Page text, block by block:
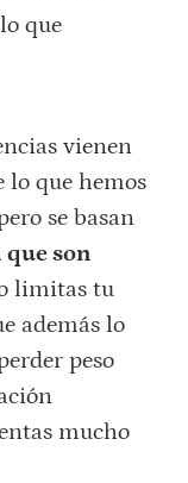
que
vienen
lo que hemos
se basan
que son
limitas tu
además lo
peso
mucho